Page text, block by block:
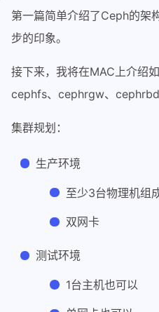
第一篇简单介绍了Ceph的架
步的印象。
接下来，我将在MAC上介绍
cephfs、cephrgw、cephrbd
集群规划：
生产环境
至少3台物理机组
双网卡
测试环境
1台主机也可以